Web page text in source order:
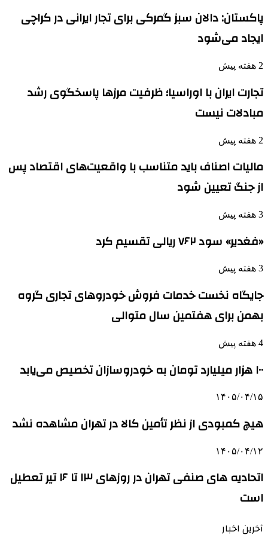
پاکستان: دالان سبز گمرکی برای تجار ایرانی در کراچی
ایجاد می‌شود
2 هفته پیش
تجارت ایران با اوراسیا؛ ظرفیت مرزها پاسخگوی رشد
مبادلات نیست
2 هفته پیش
مالیات اصناف باید متناسب با واقعیت‌های اقتصاد پس
از جنگ تعیین شود
3 هفته پیش
«فغدیر» سود ۷۶۲ ریالی تقسیم کرد
3 هفته پیش
جایگاه نخست خدمات فروش خودروهای تجاری گروه
بهمن برای هفتمین سال متوالی
4 هفته پیش
۱۰۰ هزار میلیارد تومان به خودروسازان تخصیص می‌یابد
۱۴۰۵/۰۴/۱۵
هیچ کمبودی از نظر تأمین کالا در تهران مشاهده نشد
۱۴۰۵/۰۴/۱۲
اتحادیه های صنفی تهران در روزهای ۱۳ تا ۱۶ تیر تعطیل
است
آخرین اخبار